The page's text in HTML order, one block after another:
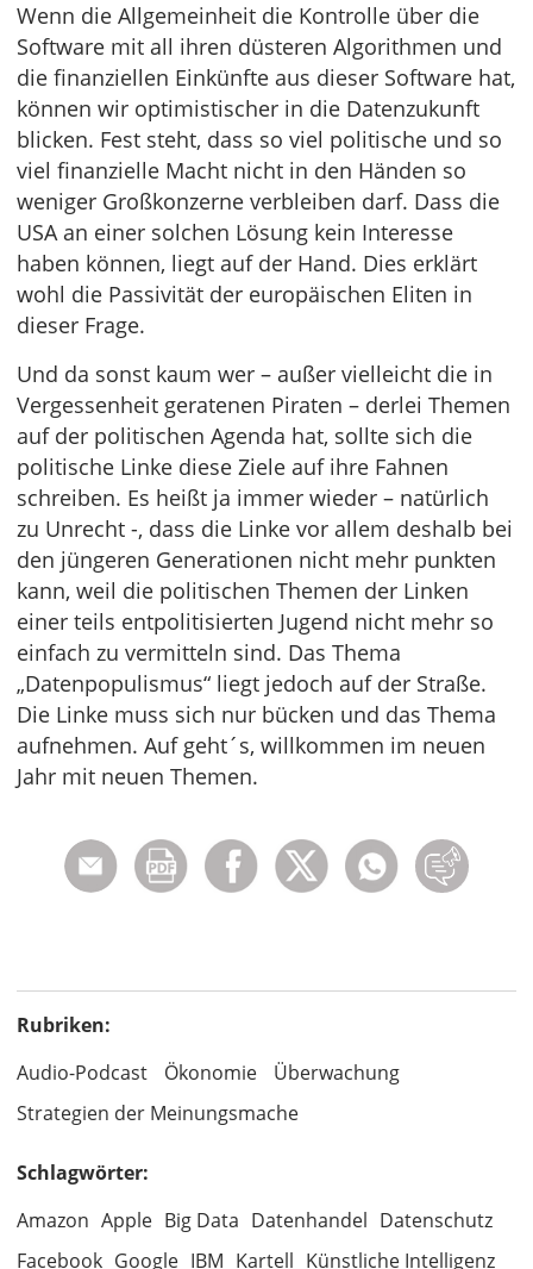
Wenn die Allgemeinheit die Kontrolle über die
Software mit all ihren düsteren Algorithmen und
die finanziellen Einkünfte aus dieser Software hat,
können wir optimistischer in die Datenzukunft
blicken. Fest steht, dass so viel politische und so
viel finanzielle Macht nicht in den Händen so
weniger Großkonzerne verbleiben darf. Dass die
USA an einer solchen Lösung kein Interesse
haben können, liegt auf der Hand. Dies erklärt
wohl die Passivität der europäischen Eliten in
dieser Frage.
Und da sonst kaum wer – außer vielleicht die in
Vergessenheit geratenen Piraten – derlei Themen
auf der politischen Agenda hat, sollte sich die
politische Linke diese Ziele auf ihre Fahnen
schreiben. Es heißt ja immer wieder – natürlich
zu Unrecht -, dass die Linke vor allem deshalb bei
den jüngeren Generationen nicht mehr punkten
kann, weil die politischen Themen der Linken
einer teils entpolitisierten Jugend nicht mehr so
einfach zu vermitteln sind. Das Thema
„Datenpopulismus“ liegt jedoch auf der Straße.
Die Linke muss sich nur bücken und das Thema
aufnehmen. Auf geht´s, willkommen im neuen
Jahr mit neuen Themen.
Rubriken:
Audio-Podcast
Ökonomie
Überwachung
Strategien der Meinungsmache
Schlagwörter:
Amazon Apple Big Data Datenhandel Datenschutz
Facebook Google IBM Kartell Künstliche Intelligenz